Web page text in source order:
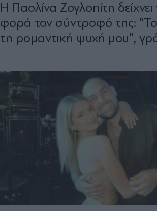
Η Παολίνα Ζογλοπίτη
φορά τον σύντροφό της:
τη ρομαντική ψυχή μου",